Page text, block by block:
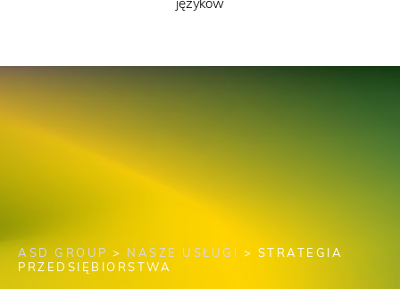
ASD GROUP > NASZE USŁUGI > STRATEGIA
PRZEDSIĘBIORSTWA